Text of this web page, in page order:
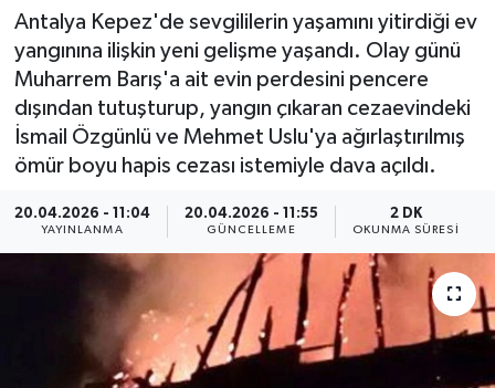
Antalya Kepez'de sevgililerin yaşamını yitirdiği ev
yangınına ilişkin yeni gelişme yaşandı. Olay günü
Muharrem Barış'a ait evin perdesini pencere
dışından tutuşturup, yangın çıkaran cezaevindeki
İsmail Özgünlü ve Mehmet Uslu'ya ağırlaştırılmış
ömür boyu hapis cezası istemiyle dava açıldı.
20.04.2026 - 11:04
YAYINLANMA
20.04.2026 - 11:55
GÜNCELLEME
2 DK
OKUNMA SÜRESI
Spor
Yaşam
Asayiş
Eğitim
Sağlık
Magazin
Tüm Manşetler
Son Dakika Haberleri
Haber Arşivi